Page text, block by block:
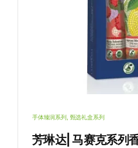
手体臻润系列 , 甄选礼盒系列
芳琳达| 马赛克系列